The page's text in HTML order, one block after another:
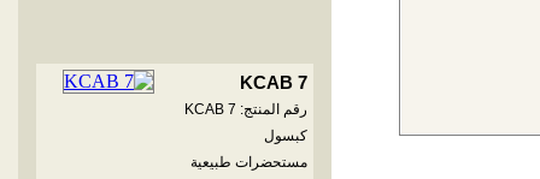
KCAB 7
رقم المنتج: KCAB 7
كبسول
مستحضرات طبيعية